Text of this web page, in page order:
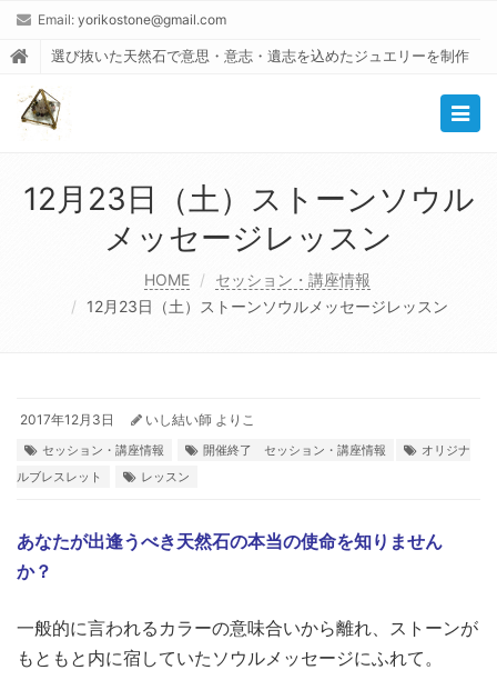
Email: yorikostone@gmail.com
選び抜いた天然石で意思・意志・遺志を込めたジュエリーを制作
12月23日（土）ストーンソウル
メッセージレッスン
HOME
セッション・講座情報
12月23日（土）ストーンソウルメッセージレッスン
2017年12月3日 いし結い師 よりこ
セッション・講座情報 開催終了 セッション・講座情報
オリジナ
ルブレスレット
レッスン
あなたが出逢うべき天然石の本当の使命を知りません
か？
一般的に言われるカラーの意味合いから離れ、ストーンが
もともと内に宿していたソウルメッセージにふれて。